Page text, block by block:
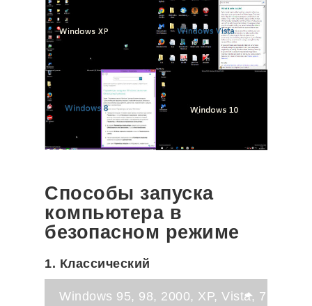
Способы запуска
компьютера в
безопасном режиме
1. Классический
Windows 95, 98, 2000, XP, Vista, 7